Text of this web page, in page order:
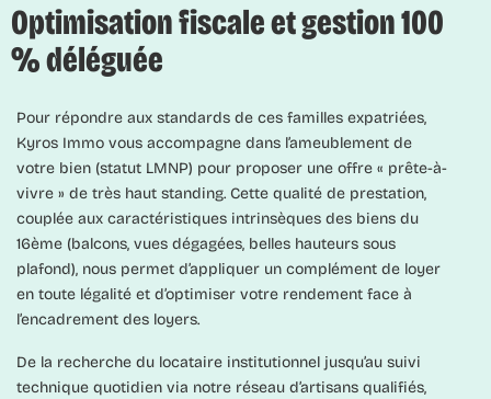
Optimisation fiscale et gestion 100
% déléguée
Pour répondre aux standards de ces familles expatriées,
Kyros Immo vous accompagne dans l’ameublement de
votre bien (statut LMNP) pour proposer une offre « prête-à-
vivre » de très haut standing. Cette qualité de prestation,
couplée aux caractéristiques intrinsèques des biens du
16ème (balcons, vues dégagées, belles hauteurs sous
plafond), nous permet d’appliquer un complément de loyer
en toute légalité et d’optimiser votre rendement face à
l’encadrement des loyers.
De la recherche du locataire institutionnel jusqu’au suivi
technique quotidien via notre réseau d’artisans qualifiés,